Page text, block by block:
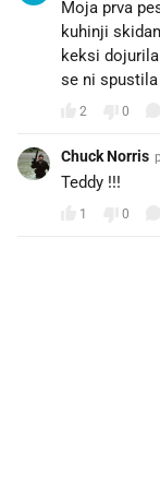
Moja prva
kuhinji
keksi
se ni
2 0
Chuck Norris
Teddy !!!
1 0